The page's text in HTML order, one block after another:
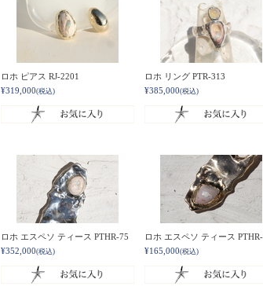
ロホ ピアス RJ-2201
¥319,000(税込)
ロホ リング PTR-313
¥385,000(税込)
ロホ エスペソ ティース PTHR-75
¥352,000(税込)
ロホ エスペソ ティース PTHR-
¥165,000(税込)